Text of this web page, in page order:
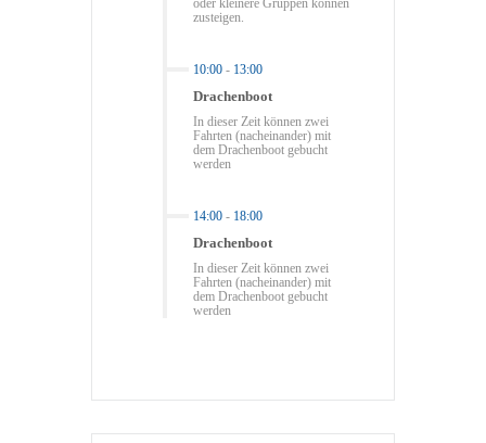
oder kleinere Gruppen können
zusteigen.
10:00 - 13:00
Drachenboot
In dieser Zeit können zwei
Fahrten (nacheinander) mit
dem Drachenboot gebucht
werden
14:00 - 18:00
Drachenboot
In dieser Zeit können zwei
Fahrten (nacheinander) mit
dem Drachenboot gebucht
werden